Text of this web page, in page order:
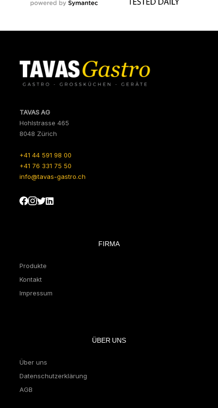
TAVAS AG
Hohlstrasse 465
8048 Zürich
+41 44 591 98 00
+41 76 331 75 50
info@tavas-gastro.ch
FIRMA
Produkte
Kontakt
Impressum
ÜBER UNS
Über uns
Datenschutzerklärung
AGB